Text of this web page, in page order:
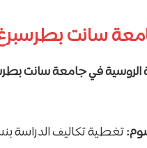
سانت
في جامعة سانت
تغطية تكاليف الدراسة بنسبة 100% طوال فترة